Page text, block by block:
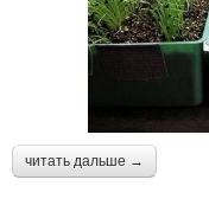
читать дальше →